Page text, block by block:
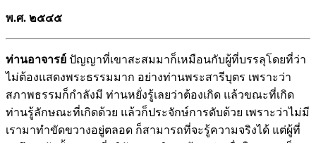
พ.ศ. ๒๕๔๕
ท่านอาจารย์ ปัญญาที่เขาสะสมมาก็เหมือนกับผู้ที่บรรลุโดยที่ว่า
ไม่ต้องแสดงพระธรรมมาก อย่างท่านพระสารีบุตร เพราะว่า
สภาพธรรมก็กำลังมี ท่านหยั่งรู้เลยว่าต้องเกิด แล้วขณะที่เกิด
ท่านรู้ลักษณะที่เกิดด้วย แล้วก็ประจักษ์การดับด้วย เพราะว่าไม่มี
เรามาทำขัดขวางอยู่ตลอด ก็สามารถที่จะรู้ความจริงได้ แต่ผู้ที่